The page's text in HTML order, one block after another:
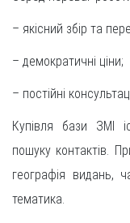
– якісний збір та
– демократичні ціни;
– постійні
Купівля бази ЗМІ
пошуку контактів.
географія видань,
тематика.